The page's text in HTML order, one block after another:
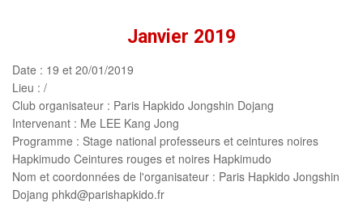
Janvier 2019
Date : 19 et 20/01/2019
Lieu : /
Club organisateur : Paris Hapkido Jongshin Dojang
Intervenant : Me LEE Kang Jong
Programme : Stage national professeurs et ceintures noires
Hapkimudo Ceintures rouges et noires Hapkimudo
Nom et coordonnées de l'organisateur : Paris Hapkido Jongshin
Dojang phkd@parishapkido.fr